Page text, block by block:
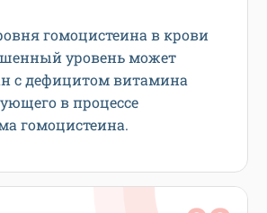
гомоцистеина в крови
уровень может
с дефицитом витамина
в процессе
гомоцистеина.